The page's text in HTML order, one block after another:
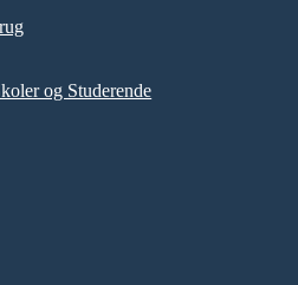
og Studerende